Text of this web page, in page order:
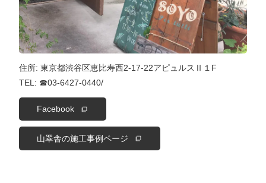
住所: 東京都渋谷区恵比寿西2-17-22アピュルスⅡ１F
TEL: ☎03-6427-0440/
Facebook
山翠舎の施工事例ページ